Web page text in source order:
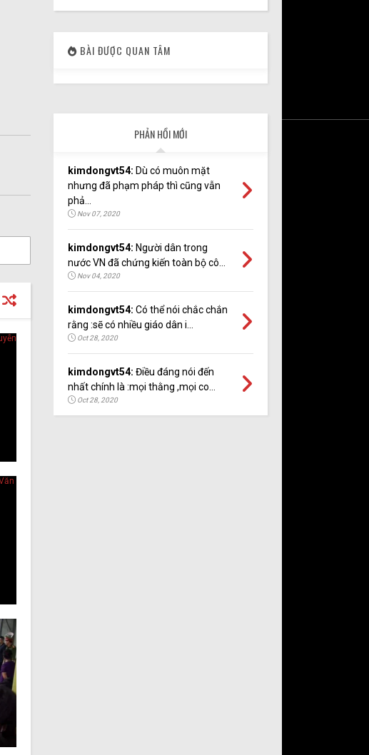
BÀI ĐƯỢC QUAN TÂM
PHẢN HỒI MỚI
kimdongvt54: Dù có muôn mặt
nhưng đã phạm pháp thì cũng vẫn
phả...
Nov 07, 2020
kimdongvt54: Người dân trong
nước VN đã chứng kiến toàn bộ cô...
Nov 04, 2020
kimdongvt54: Có thể nói chắc chắn
rằng :sẽ có nhiều giáo dân i...
Oct 28, 2020
kimdongvt54: Điều đáng nói đến
nhất chính là :mọi thằng ,mọi co...
Oct 28, 2020